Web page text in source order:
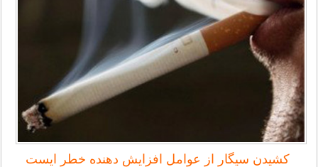
کشیدن سیگار از عوامل افزایش دهنده خطر ایست